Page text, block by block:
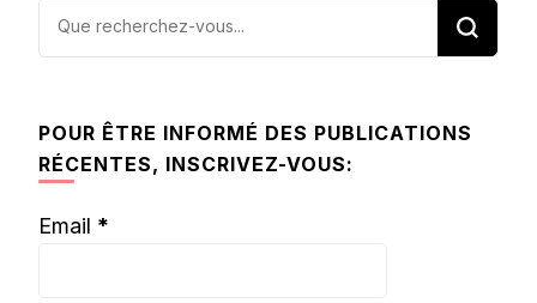
Vous
recherchiez
chose ?
POUR ÊTRE INFORMÉ DES PUBLICATIONS
RÉCENTES, INSCRIVEZ-VOUS:
Email *